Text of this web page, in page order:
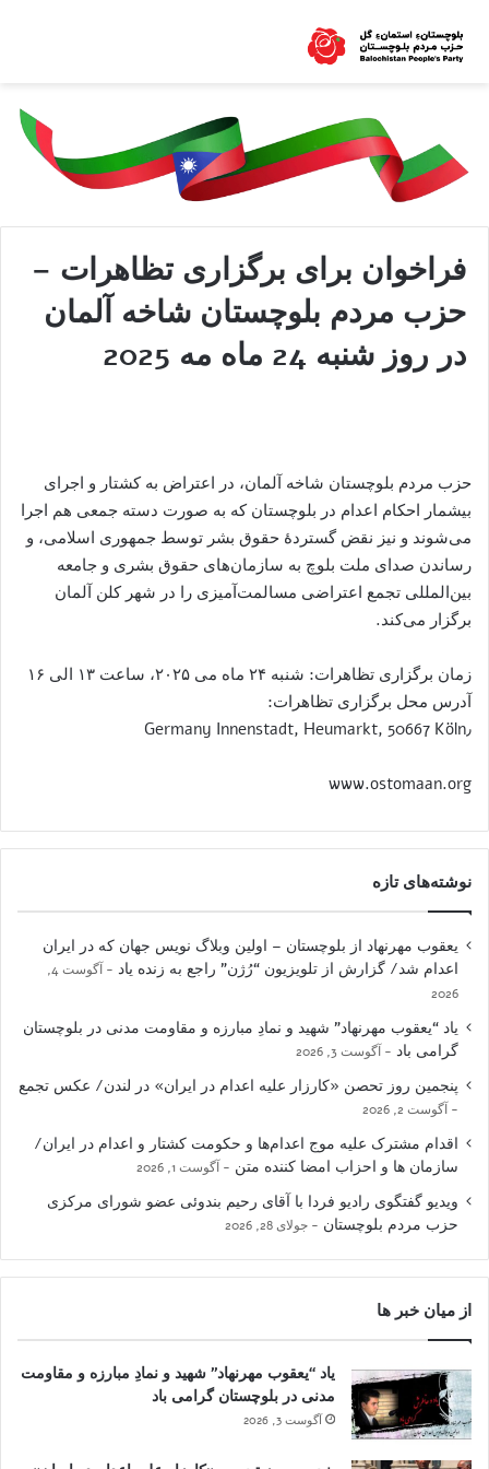
فراخوان برای برگزاری تظاهرات –
حزب مردم بلوچستان شاخه آلمان
در روز شنبه 24 ماه مه 2025
حزب مردم بلوچستان شاخه آلمان، در اعتراض به کشتار و اجرای
بیشمار احکام اعدام در بلوچستان که به صورت دسته جمعی هم اجرا
می‌شوند و نیز نقض گستردهٔ حقوق بشر توسط جمهوری اسلامی، و
رساندن صدای ملت بلوچ به سازمان‌های حقوق بشری و جامعه
بین‌المللی تجمع اعتراضی مسالمت‌آمیزی را در شهر کلن آلمان
برگزار می‌کند.
زمان برگزاری تظاهرات: شنبه ۲۴ ماه می ۲۰۲۵، ساعت ۱۳ الی ۱۶
آدرس محل برگزاری تظاهرات:
Innenstadt, Heumarkt, 50667 Köln٫ Germany
www.ostomaan.org
نوشته‌های تازه
یعقوب مهرنهاد از بلوچستان – اولین وبلاگ نویس جهان که در ایران
اعدام شد/ گزارش از تلویزیون “رُژن” راجع به زنده یاد
آگوست 4,
2026
یاد “یعقوب مهرنهاد” شهید و نمادِ مبارزه و مقاومت مدنی در بلوچستان
گرامی باد
آگوست 3, 2026
پنجمین روز تحصن «کارزار علیه اعدام در ایران» در لندن/ عکس تجمع
آگوست 2, 2026
اقدام مشترک علیه موج اعدام‌ها و حکومت کشتار و اعدام در ایران/
سازمان ها و احزاب امضا کننده متن
آگوست 1, 2026
ویدیو گفتگوی رادیو فردا با آقای رحیم بندوئی عضو شورای مرکزی
حزب مردم بلوچستان
جولای 28, 2026
از میان خبر ها
یاد “یعقوب مهرنهاد” شهید و نمادِ مبارزه و مقاومت
مدنی در بلوچستان گرامی باد
آگوست 3, 2026